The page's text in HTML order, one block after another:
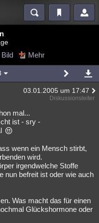
Mystery Kriminalfälle
Literatur
Gaming Filme
Allmystery English
Bild Mehr
03.01.2005 um 17:47
Diskussionsleiter
mal...
ist - sry -
wenn ein Mensch stirbt,
wird.
irgendwelche Stoffe
nun befreit ist oder wie auch
Was macht das für einen
Glückshormone oder